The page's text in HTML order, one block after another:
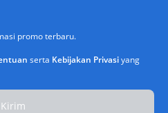
promo terbaru.
serta Kebijakan Privasiyang
Kirim